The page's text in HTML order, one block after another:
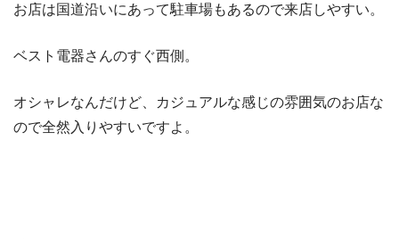
お店は国道沿いにあって駐車場もあるので来店しやすい。
ベスト電器さんのすぐ西側。
オシャレなんだけど、カジュアルな感じの雰囲気のお店な
ので全然入りやすいですよ。